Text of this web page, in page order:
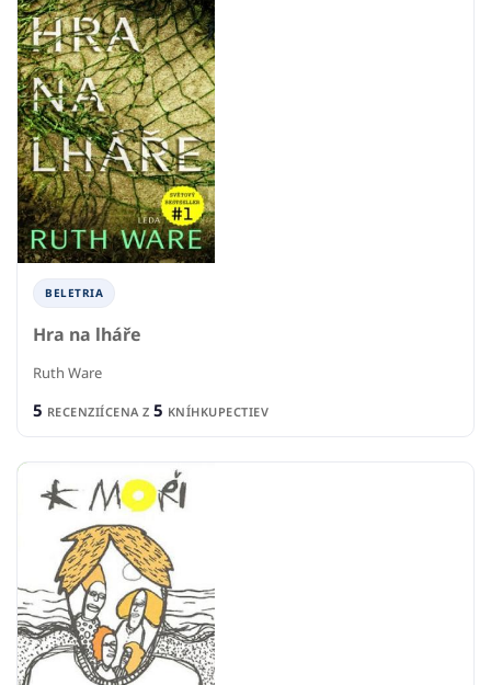
BELETRIA
Hra na lháře
Ruth Ware
5 RECENZIÍCENA Z 5 KNÍHKUPECTIEV